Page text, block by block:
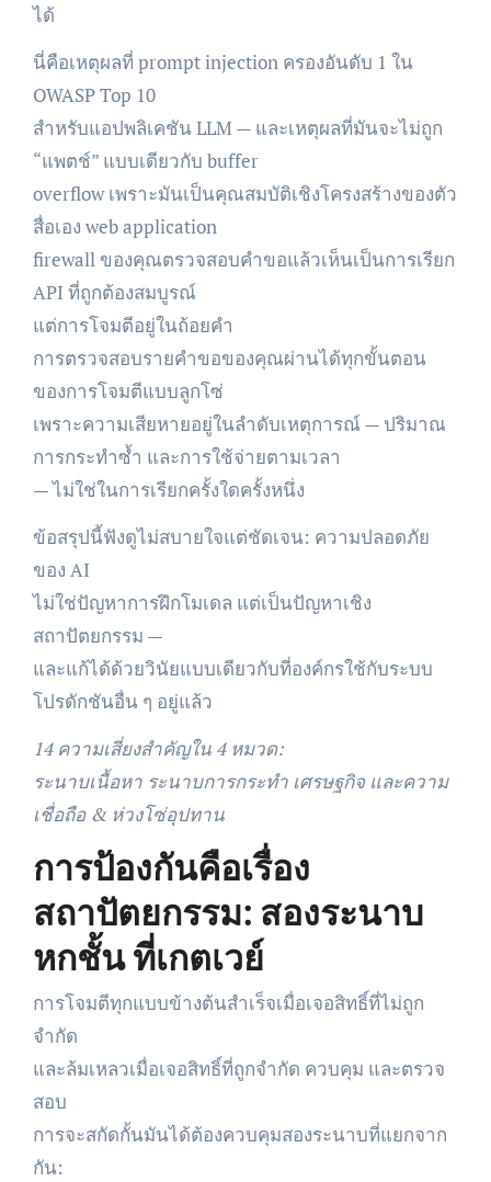
ได้
นี่คือเหตุผลที่ prompt injection ครองอันดับ 1 ใน
OWASP Top 10
สำหรับแอปพลิเคชัน LLM — และเหตุผลที่มันจะไม่ถูก
“แพตช์” แบบเดียวกับ buffer
overflow เพราะมันเป็นคุณสมบัติเชิงโครงสร้างของตัว
สื่อเอง web application
firewall ของคุณตรวจสอบคำขอแล้วเห็นเป็นการเรียก
API ที่ถูกต้องสมบูรณ์
แต่การโจมตีอยู่ในถ้อยคำ
การตรวจสอบรายคำขอของคุณผ่านได้ทุกขั้นตอน
ของการโจมตีแบบลูกโซ่
เพราะความเสียหายอยู่ในลำดับเหตุการณ์ — ปริมาณ
การกระทำซ้ำ และการใช้จ่ายตามเวลา
— ไม่ใช่ในการเรียกครั้งใดครั้งหนึ่ง
ข้อสรุปนี้ฟังดูไม่สบายใจแต่ชัดเจน: ความปลอดภัย
ของ AI
ไม่ใช่ปัญหาการฝึกโมเดล แต่เป็นปัญหาเชิง
สถาปัตยกรรม —
และแก้ได้ด้วยวินัยแบบเดียวกับที่องค์กรใช้กับระบบ
โปรดักชันอื่น ๆ อยู่แล้ว
14 ความเสี่ยงสำคัญใน 4 หมวด:
ระนาบเนื้อหา ระนาบการกระทำ เศรษฐกิจ และความ
เชื่อถือ & ห่วงโซ่อุปทาน
การป้องกันคือเรื่อง
สถาปัตยกรรม: สองระนาบ
หกชั้น ที่เกตเวย์
การโจมตีทุกแบบข้างต้นสำเร็จเมื่อเจอสิทธิ์ที่ไม่ถูก
จำกัด
และล้มเหลวเมื่อเจอสิทธิ์ที่ถูกจำกัด ควบคุม และตรวจ
สอบ
การจะสกัดกั้นมันได้ต้องควบคุมสองระนาบที่แยกจาก
กัน: